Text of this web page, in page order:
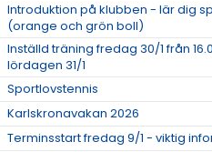
Introduktion på klubben - lär dig
(orange och grön boll)
Inställd träning fredag 30/1 från
lördagen 31/1
Sportlovstennis
Karlskronavakan 2026
Terminsstart fredag 9/1 - viktig